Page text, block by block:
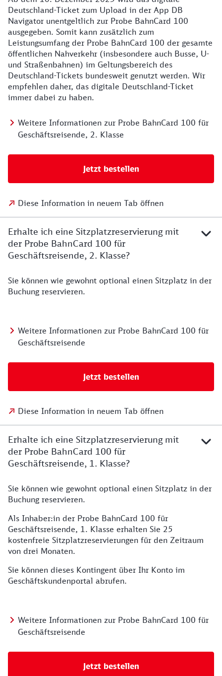
Deutschland-Ticket zum Upload in der App DB
Navigator unentgeltlich zur Probe BahnCard 100
ausgegeben. Somit kann zusätzlich zum
Leistungsumfang der Probe BahnCard 100 der gesamte
öffentlichen Nahverkehr (insbesondere auch Busse, U-
und Straßenbahnen) im Geltungsbereich des
Deutschland-Tickets bundesweit genutzt werden. Wir
empfehlen daher, das digitale Deutschland-Ticket
immer dabei zu haben.
Weitere Informationen zur Probe BahnCard 100 für
Geschäftsreisende, 2. Klasse
Jetzt bestellen
Diese Information in neuem Tab öffnen
Erhalte ich eine Sitzplatzreservierung mit
der Probe BahnCard 100 für
Geschäftsreisende, 2. Klasse?
Sie können wie gewohnt optional einen Sitzplatz in der
Buchung reservieren.
Weitere Informationen zur Probe BahnCard 100 für
Geschäftsreisende
Jetzt bestellen
Diese Information in neuem Tab öffnen
Erhalte ich eine Sitzplatzreservierung mit
der Probe BahnCard 100 für
Geschäftsreisende, 1. Klasse?
Sie können wie gewohnt optional einen Sitzplatz in der
Buchung reservieren.
Als Inhaber:in der Probe BahnCard 100 für
Geschäftsreisende, 1. Klasse erhalten Sie 25
kostenfreie Sitzplatzreservierungen für den Zeitraum
von drei Monaten.
Sie können dieses Kontingent über Ihr Konto im
Geschäftskundenportal abrufen.
Weitere Informationen zur Probe BahnCard 100 für
Geschäftsreisende
Jetzt bestellen